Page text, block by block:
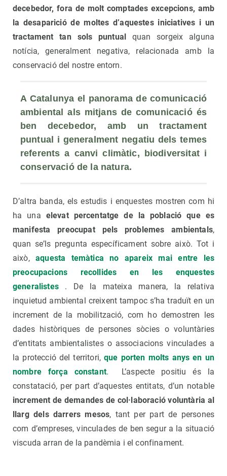
decebedor, fora de molt comptades excepcions, amb
la desaparició de moltes d’aquestes iniciatives i un
tractament tan sols puntual
quan sorgeix alguna
notícia, generalment negativa, relacionada amb la
conservació del nostre entorn.
A Catalunya el panorama de comunicació
ambiental als mitjans de comunicació és
ben decebedor, amb un tractament
puntual i generalment negatiu dels temes
referents a canvi climàtic, biodiversitat i
conservació de la natura.
D’altra banda, els estudis i enquestes mostren com hi
ha una elevat percentatge de la població que es
manifesta preocupat pels problemes ambientals,
quan se’ls pregunta específicament sobre això. Tot i
això,aquesta temàtica no apareix mai entre les
preocupacions recollides en les enquestes
generalistes. De la mateixa manera, la relativa
inquietud ambiental creixent tampoc s’ha traduït en un
increment de la mobilització, com ho demostren les
dades històriques de persones sòcies o voluntàries
d’entitats ambientalistes o associacions vinculades a
la protecció del territori, que porten molts anys en un
nombre força constant. L’aspecte positiu és la
constatació, per part d’aquestes entitats, d’un notable
increment de demandes de col·laboració voluntària al
llarg dels darrers mesos, tant per part de persones
com d’empreses, vinculades de ben segur a la situació
viscuda arran de la pandèmia i el confinament.